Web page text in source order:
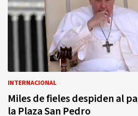
INTERNACIONAL
Miles de fieles despiden al
la Plaza San Pedro